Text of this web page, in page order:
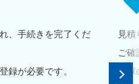
、手続きを完了くだ
録が必要です。
見
ご確
在